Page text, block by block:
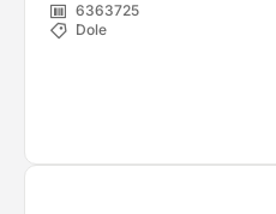
6363725
Dole